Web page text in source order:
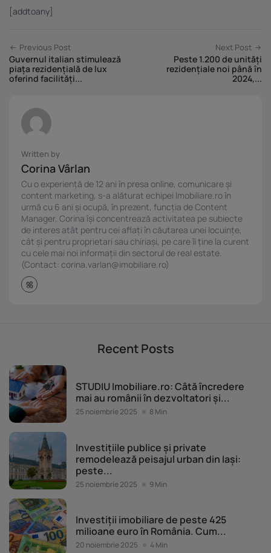
[addtoany]
Previous Post
Guvernul italian stimulează
piața rezidențială de lux
oferind facilități...
Next Post
Peste 1.200 de unități
rezidențiale noi până în
2024,...
Written by
Corina Vârlan
Cu o experiență de 12 ani în presa online, comunicare și
content marketing, s-a alăturat echipei Imobiliare.ro în
urmă cu 6 ani și ocupă, în prezent, funcția de Content
Manager. Corina își concentrează activitatea pe subiecte
de interes atât pentru cei aflați în căutarea unei locuințe,
cât și pentru proprietari sau chiriași, pe care îi ține la curent
cu cele mai noi informații din sectorul de real estate.
(Contact: corina.varlan@imobiliare.ro)
Recent Posts
STUDIU Imobiliare.ro: Câtă încredere
mai au românii în dezvoltatori și...
25 noiembrie 2025 8 Min
Investițiile publice și private
remodelează peisajul urban din Iași:
peste...
25 noiembrie 2025 9 Min
Investiții imobiliare de peste 425
milioane euro în România. Cum...
20 noiembrie 2025 4 Min